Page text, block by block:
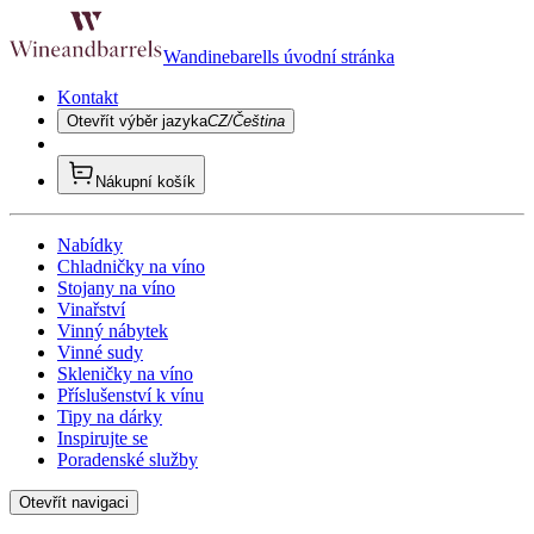
Wandinebarells úvodní stránka
Kontakt
Otevřít výběr jazykaCZ/Čeština
Nákupní košík
Nabídky
Chladničky na víno
Stojany na víno
Vinařství
Vinný nábytek
Vinné sudy
Skleničky na víno
Příslušenství k vínu
Tipy na dárky
Inspirujte se
Poradenské služby
Otevřít navigaci